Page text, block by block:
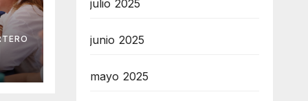
julio 2025
junio 2025
mayo 2025